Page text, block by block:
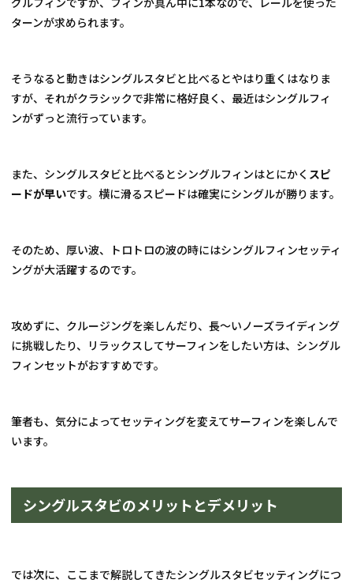
ターンが求められます。
そうなると動きはシングルスタビと比べるとやはり重くはなりま
すが、それがクラシックで非常に格好良く、最近はシングルフィ
ンがずっと流行っています。
また、シングルスタビと比べるとシングルフィンはとにかく スピ
ードが早いです。横に滑るスピードは確実にシングルが勝ります。
そのため、厚い波、トロトロの波の時にはシングルフィンセッティ
ングが大活躍するのです。
攻めずに、クルージングを楽しんだり、長〜いノーズライディング
に挑戦したり、リラックスしてサーフィンをしたい方は、シングル
フィンセットがおすすめです。
筆者も、気分によってセッティングを変えてサーフィンを楽しんで
います。
シングルスタビのメリットとデメリット
では次に、ここまで解説してきたシングルスタビセッティングにつ